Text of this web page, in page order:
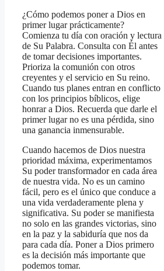
¿Cómo podemos poner a Dios en
primer lugar prácticamente?
Comienza tu día con oración y lectura
de Su Palabra. Consulta con Él antes
de tomar decisiones importantes.
Prioriza la comunión con otros
creyentes y el servicio en Su reino.
Cuando tus planes entran en conflicto
con los principios bíblicos, elige
honrar a Dios. Recuerda que darle el
primer lugar no es una pérdida, sino
una ganancia inmensurable.
Cuando hacemos de Dios nuestra
prioridad máxima, experimentamos
Su poder transformador en cada área
de nuestra vida. No es un camino
fácil, pero es el único que conduce a
una vida verdaderamente plena y
significativa. Su poder se manifiesta
no solo en las grandes victorias, sino
en la paz y la sabiduría que nos da
para cada día. Poner a Dios primero
es la decisión más importante que
podemos tomar.